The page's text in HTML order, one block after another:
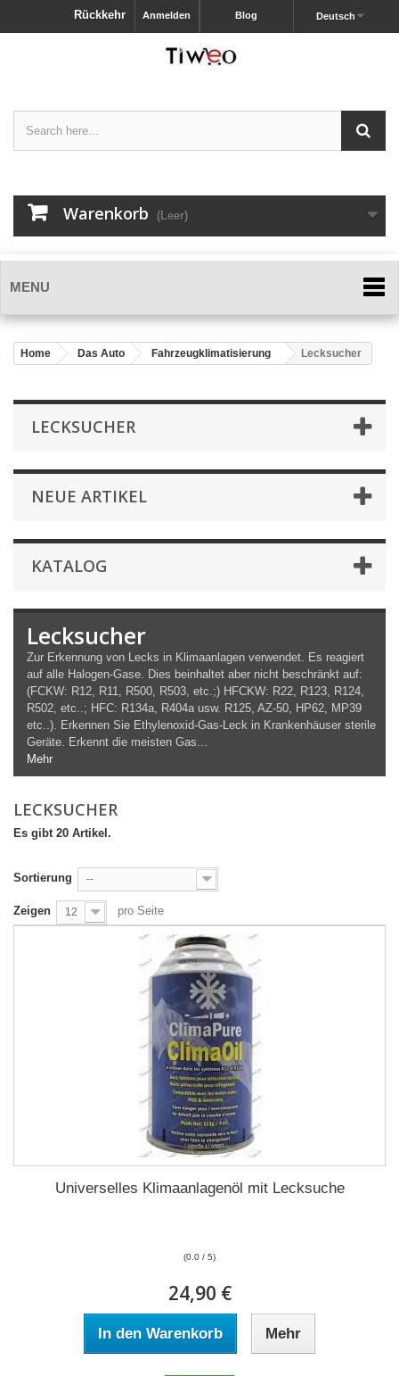
Deutsch
Blog
Anmelden
Rückkehr
Warenkorb (Leer)
MENU
Home Das Auto Fahrzeugklimatisierung Lecksucher
LECKSUCHER
NEUE ARTIKEL
KATALOG
Lecksucher
Zur Erkennung von Lecks in Klimaanlagen verwendet. Es reagiert
auf alle Halogen-Gase. Dies beinhaltet aber nicht beschränkt auf:
(FCKW: R12, R11, R500, R503, etc.;) HFCKW: R22, R123, R124,
R502, etc..; HFC: R134a, R404a usw. R125, AZ-50, HP62, MP39
etc..). Erkennen Sie Ethylenoxid-Gas-Leck in Krankenhäuser sterile
Geräte. Erkennt die meisten Gas...
Mehr
LECKSUCHER
Es gibt 20 Artikel.
Sortierung --
Zeigen 12 pro Seite
Universelles Klimaanlagenöl mit Lecksuche
(0.0 / 5)
24,90 €
In den Warenkorb Mehr